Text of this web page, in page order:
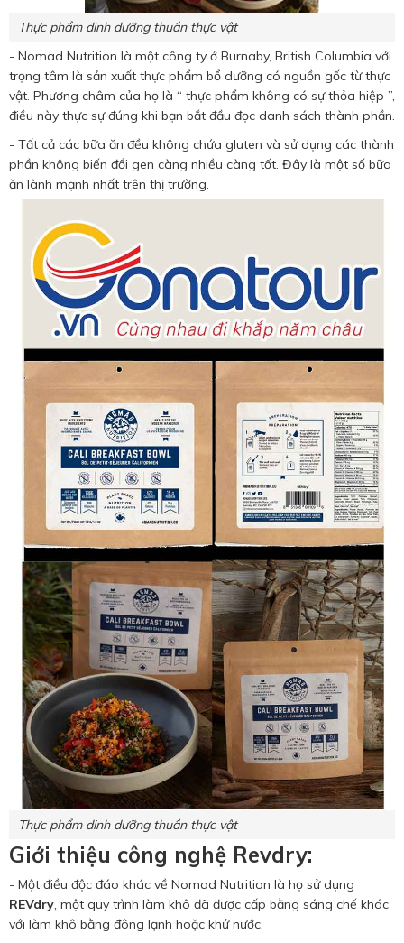
Thực phẩm dinh dưỡng thuần thực vật
- Nomad Nutrition là một công ty ở Burnaby, British Columbia với
trọng tâm là sản xuất thực phẩm bổ dưỡng có nguồn gốc từ thực
vật. Phương châm của họ là “ thực phẩm không có sự thỏa hiệp ”,
điều này thực sự đúng khi bạn bắt đầu đọc danh sách thành phần.
- Tất cả các bữa ăn đều không chứa gluten và sử dụng các thành
phần không biến đổi gen càng nhiều càng tốt. Đây là một số bữa
ăn lành mạnh nhất trên thị trường.
Thực phẩm dinh dưỡng thuần thực vật
Giới thiệu công nghệ Revdry:
- Một điều độc đáo khác về Nomad Nutrition là họ sử dụng
REVdry, một quy trình làm khô đã được cấp bằng sáng chế khác
với làm khô bằng đông lạnh hoặc khử nước.